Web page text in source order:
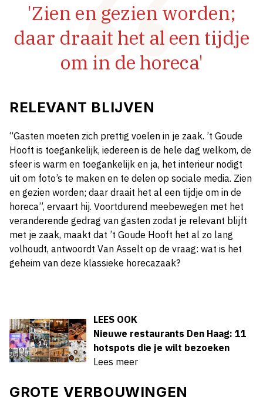
'Zien en gezien worden;
daar draait het al een tijdje
om in de horeca'
RELEVANT BLIJVEN
“Gasten moeten zich prettig voelen in je zaak. ’t Goude
Hooft is toegankelijk, iedereen is de hele dag welkom, de
sfeer is warm en toegankelijk en ja, het interieur nodigt
uit om foto’s te maken en te delen op sociale media. Zien
en gezien worden; daar draait het al een tijdje om in de
horeca”, ervaart hij. Voortdurend meebewegen met het
veranderende gedrag van gasten zodat je relevant blijft
met je zaak, maakt dat ’t Goude Hooft het al zo lang
volhoudt, antwoordt Van Asselt op de vraag: wat is het
geheim van deze klassieke horecazaak?
LEES OOK
Nieuwe restaurants Den Haag: 11
hotspots die je wilt bezoeken
Lees meer
GROTE VERBOUWINGEN